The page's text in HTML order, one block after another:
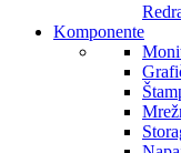
Komponente